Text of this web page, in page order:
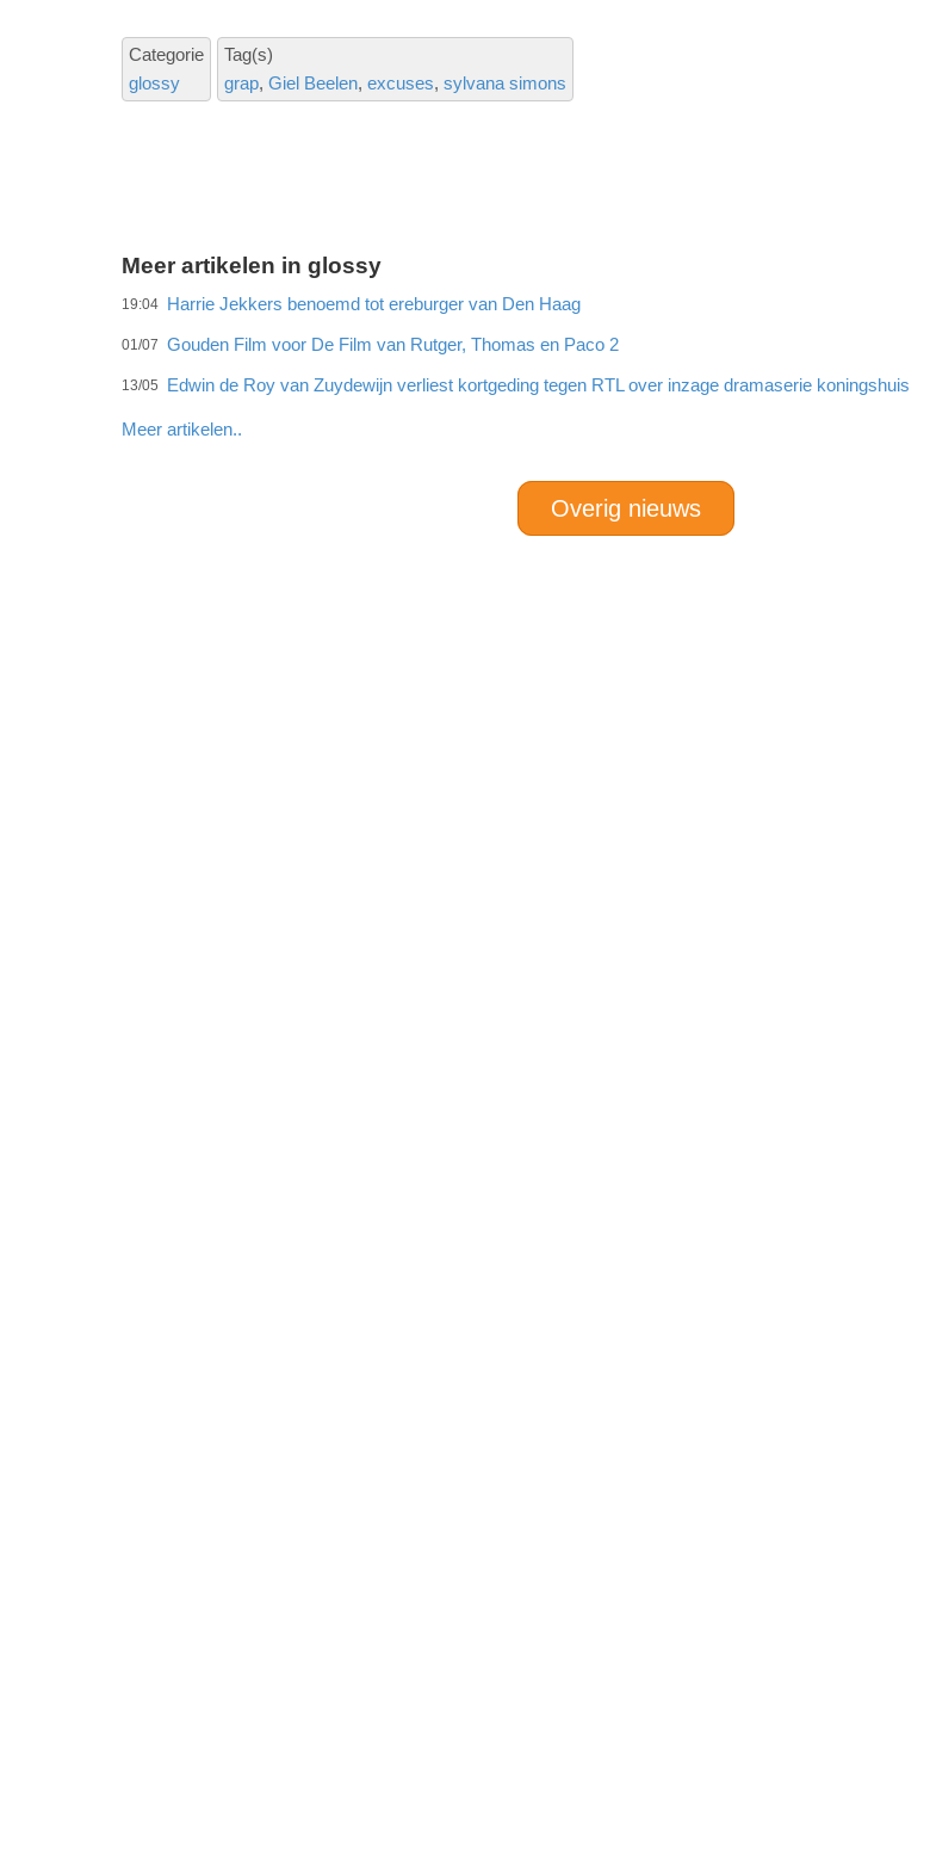
Categorie
glossy
Tag(s)
grap Giel Beelen excuses sylvana simons
Meer artikelen in glossy
19:04 Harrie Jekkers benoemd tot ereburger van Den Haag
01/07 Gouden Film voor De Film van Rutger, Thomas en Paco 2
13/05 Edwin de Roy van Zuydewijn verliest kortgeding tegen RTL over inzage dramaserie koningshuis
Meer artikelen..
Overig nieuws